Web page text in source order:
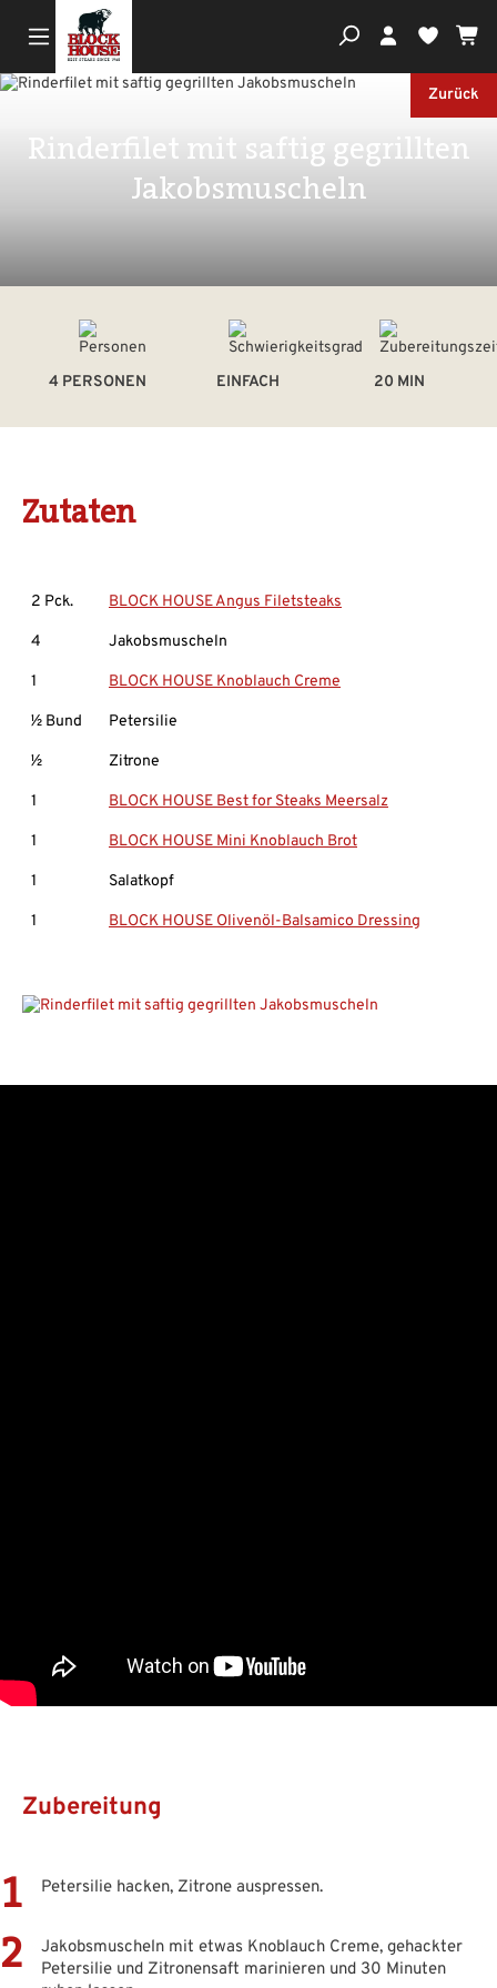
Du
Rinderfilet mit saftig gegrillten
Jakobsmuscheln
Zurück
4 PERSONEN EINFACH 20 MIN
Zutaten
2 Pck. BLOCK HOUSE Angus Filetsteaks
4 Jakobsmuscheln
1 BLOCK HOUSE Knoblauch Creme
½ Bund Petersilie
½ Zitrone
1 BLOCK HOUSE Best for Steaks Meersalz
1 BLOCK HOUSE Mini Knoblauch Brot
1 Salatkopf
1 BLOCK HOUSE Olivenöl-Balsamico Dressing
Zubereitung
Petersilie hacken, Zitrone auspressen.
Jakobsmuscheln mit etwas Knoblauch Creme, gehackter
Petersilie und Zitronensaft marinieren und 30 Minuten